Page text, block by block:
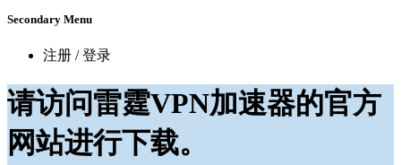
Secondary Menu
注册 / 登录
请访问雷霆VPN加速器的官方
网站进行下载。